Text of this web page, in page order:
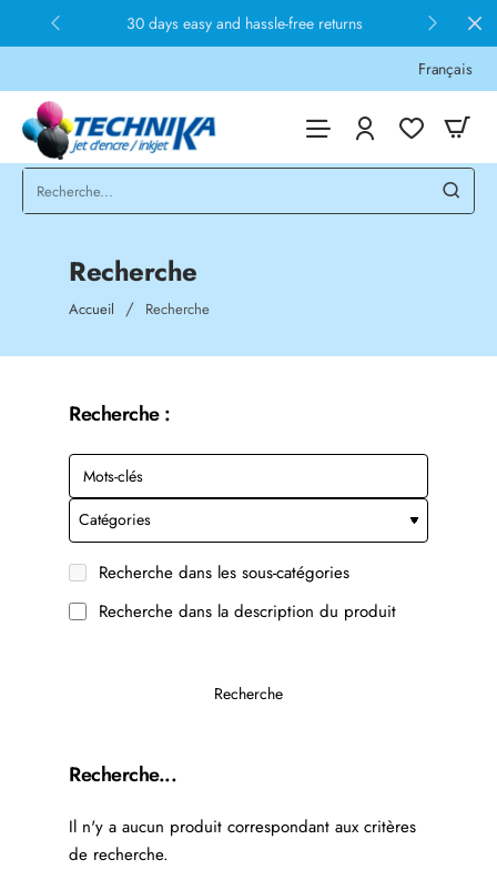
30 days easy and hassle-free returns
Français
Recherche
Accueil homeRecherche
Recherche :
Recherche dans les sous-catégories
Recherche dans la description du produit
Recherche
Recherche...
Il n'y a aucun produit correspondant aux critères
de recherche.